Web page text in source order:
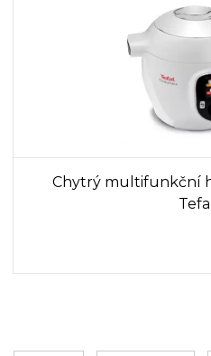
Chytrý multifunkční